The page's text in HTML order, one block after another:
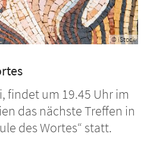
© iStock
findet um 19.45 Uhr im
das nächste Treffen in
des Wortes“ statt.